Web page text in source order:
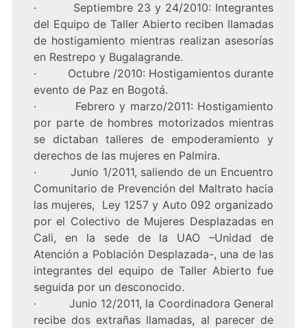
· Septiembre 23 y 24/2010: Integrantes
del Equipo de Taller Abierto reciben llamadas
de hostigamiento mientras realizan asesorías
en Restrepo y Bugalagrande.
· Octubre /2010: Hostigamientos durante
evento de Paz en Bogotá.
· Febrero y marzo/2011: Hostigamiento
por parte de hombres motorizados mientras
se dictaban talleres de empoderamiento y
derechos de las mujeres en Palmira.
· Junio 1/2011, saliendo de un Encuentro
Comunitario de Prevención del Maltrato hacia
las mujeres, Ley 1257 y Auto 092 organizado
por el Colectivo de Mujeres Desplazadas en
Cali, en la sede de la UAO –Unidad de
Atención a Población Desplazada-, una de las
integrantes del equipo de Taller Abierto fue
seguida por un desconocido.
· Junio 12/2011, la Coordinadora General
recibe dos extrañas llamadas, al parecer de